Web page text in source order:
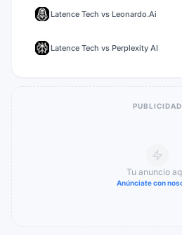
Latence Tech vs Leonardo.Ai
Latence Tech vs Perplexity AI
PUBLICIDAD
Tu anuncio
Anúnciate con